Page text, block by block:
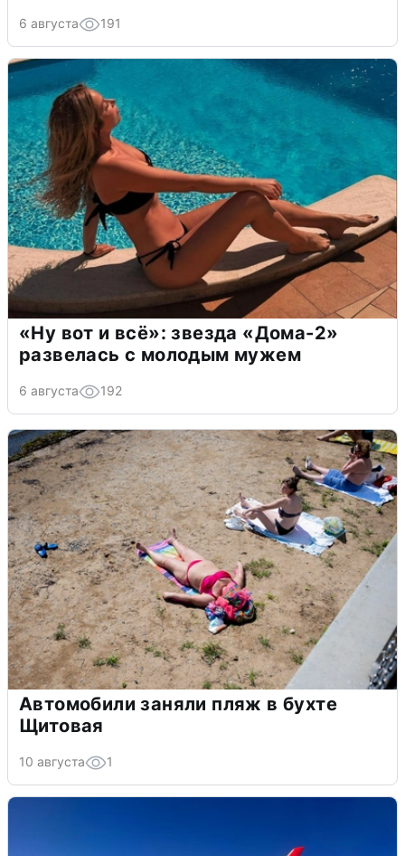
6 августа 191
«Ну вот и всё»: звезда «Дома-2»
развелась с молодым мужем
6 августа 192
Автомобили заняли пляж в бухте
Щитовая
10 августа 1